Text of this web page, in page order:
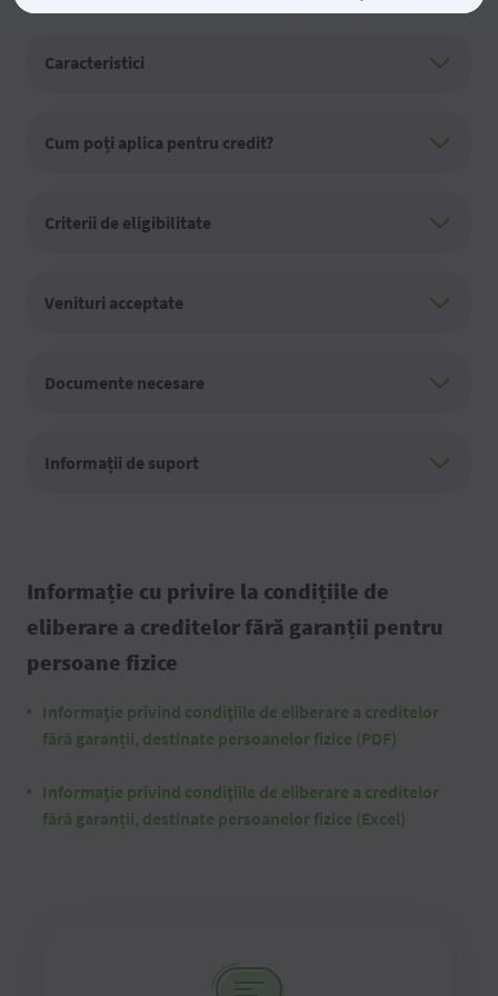
Caracteristici
Cum poți aplica pentru credit?
Criterii de eligibilitate
Venituri acceptate
Documente necesare
Informații de suport
Informație cu privire la condițiile de
eliberare a creditelor fără garanții pentru
persoane fizice
Informaţie privind condiţiile de eliberare a creditelor
fără garanții, destinate persoanelor fizice (PDF)
Informaţie privind condiţiile de eliberare a creditelor
fără garanții, destinate persoanelor fizice (Excel)